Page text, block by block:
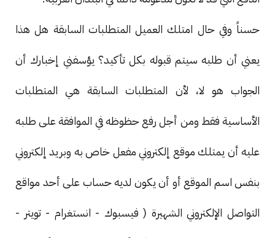
حسناً وفي حال امتلك العميل المتطلبات السابقة هل هذا
يعني أن طلبه سيتم قبوله بكل تأكيد؟ يؤسفني إخبارك أن
الجواب هو لا، لأن المتطلبات السابقة هي المتطلبات
الأساسية فقط ومن أجل رفع حظوظه في الموافقة على طلبه
عليه أن يمتلك موقع إلكتروني مفعل خاص به وبريد إلكتروني
بنفس اسم الموقع أو أن يكون لديه حساب على أحد مواقع
التواصل الإلكتروني الشهيرة ( فيسبوك - انستغرام - تويتر -